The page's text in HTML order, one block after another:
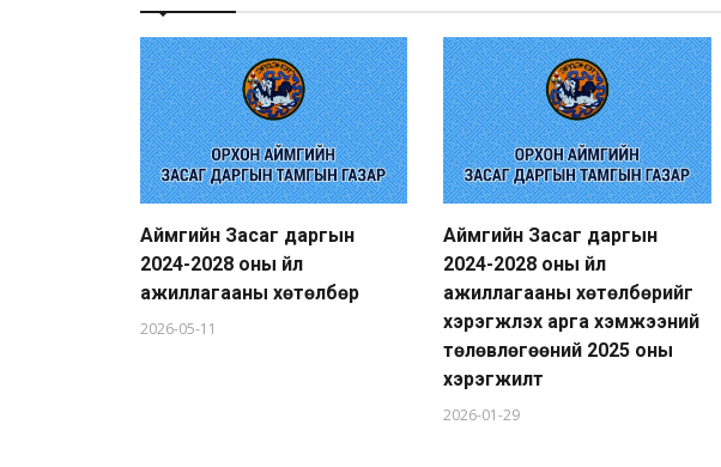
Аймгийн Засаг даргын
2024-2028 оны үйл
ажиллагааны хөтөлбөр
2026-05-11
Аймгийн Засаг даргын
2024-2028 оны үйл
ажиллагааны хөтөлбөрийг
хэрэгжүүлэх арга хэмжээний
төлөвлөгөөний 2025 оны
хэрэгжилт
2026-01-29